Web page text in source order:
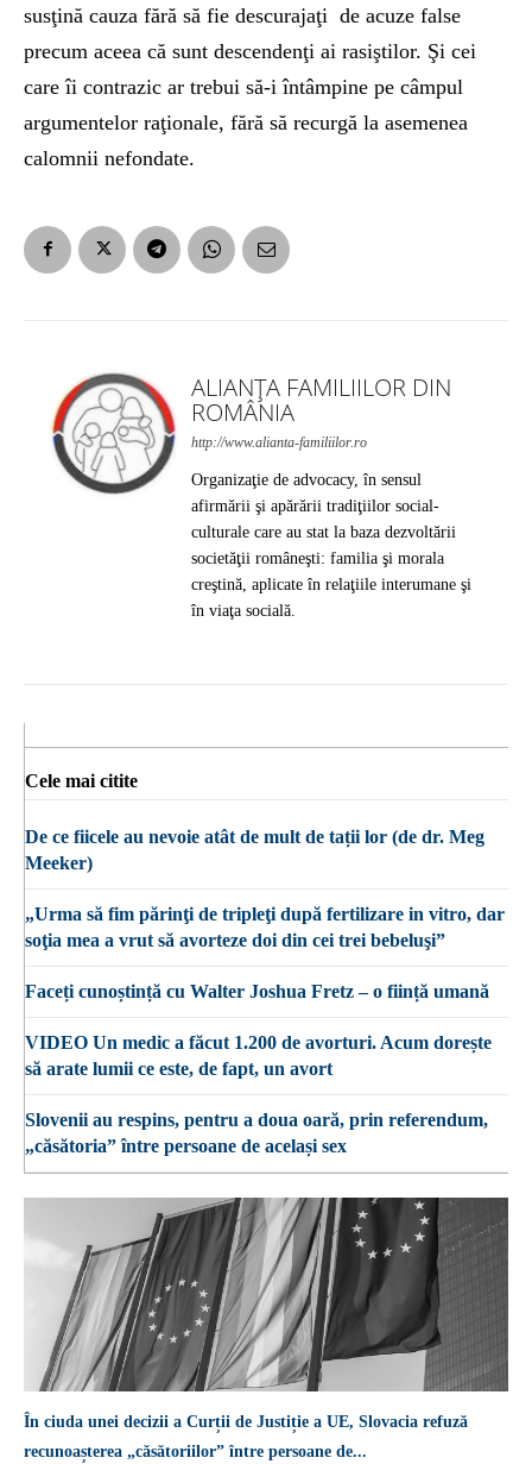
susţină cauza fără să fie descurajaţi de acuze false
precum aceea că sunt descendenţi ai rasiştilor. Şi cei
care îi contrazic ar trebui să-i întâmpine pe câmpul
argumentelor raţionale, fără să recurgă la asemenea
calomnii nefondate.
ALIANȚA FAMILIILOR DIN
ROMÂNIA
http://www.alianta-familiilor.ro
Organizaţie de advocacy, în sensul
afirmării şi apărării tradiţiilor social-
culturale care au stat la baza dezvoltării
societăţii româneşti: familia şi morala
creştină, aplicate în relaţiile interumane şi
în viaţa socială.
În ciuda unei decizii a Curții de Justiție a UE, Slovacia refuză
recunoașterea „căsătoriilor” între persoane de...
Cele mai citite
De ce fiicele au nevoie atât de mult de tații lor (de dr. Meg
Meeker)
„Urma să fim părinţi de tripleţi după fertilizare in vitro, dar
soţia mea a vrut să avorteze doi din cei trei bebeluşi”
Faceți cunoștință cu Walter Joshua Fretz – o ființă umană
VIDEO Un medic a făcut 1.200 de avorturi. Acum dorește
să arate lumii ce este, de fapt, un avort
Slovenii au respins, pentru a doua oară, prin referendum,
„căsătoria” între persoane de același sex